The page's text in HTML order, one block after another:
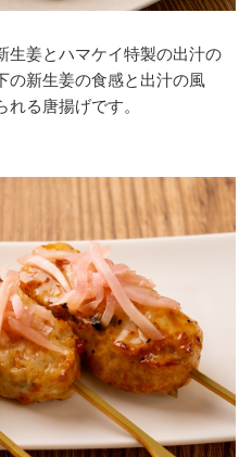
生姜とハマケイ特製の出汁の
の新生姜の食感と出汁の風
る唐揚げです。